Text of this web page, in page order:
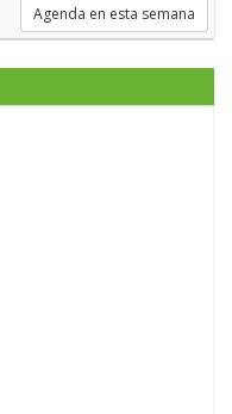
Agenda en esta semana